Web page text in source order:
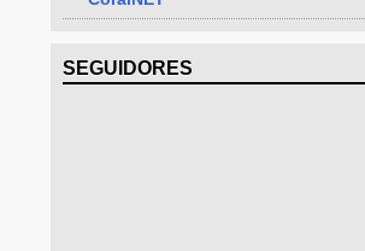
SEGUIDORES